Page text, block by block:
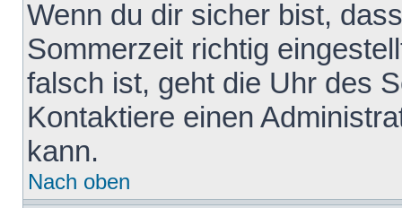
Wenn du dir sicher bist,
Sommerzeit richtig
falsch ist, geht die Uhr des
Kontaktiere einen
kann.
Nach oben